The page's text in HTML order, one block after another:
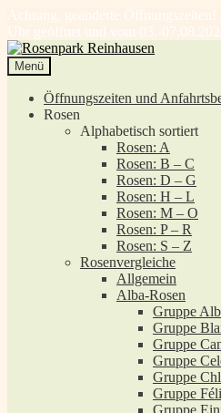
Achtung, geänderte
Uhr geöffnet und vom 03.-
Zur
Navigation
springen
Zum
Inhalt
springen
Menü
Öffnungszeiten und
Rosen
Alphabetisch sortiert
Rosen: A
Rosen: B – C
Rosen: D – G
Rosen: H – L
Rosen: M – O
Rosen: P – R
Rosen: S – Z
Rosenvergleiche
Allgemein
Alba-Rosen
Gruppe
Gruppe
Gruppe
Gruppe
Gruppe
Gruppe
Gruppe